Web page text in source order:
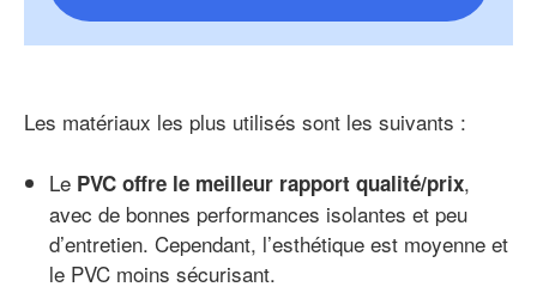
Les matériaux les plus utilisés sont les suivants :
Le PVC offre le meilleur rapport qualité/prix,
avec de bonnes performances isolantes et peu
d’entretien. Cependant, l’esthétique est moyenne et
le PVC moins sécurisant.